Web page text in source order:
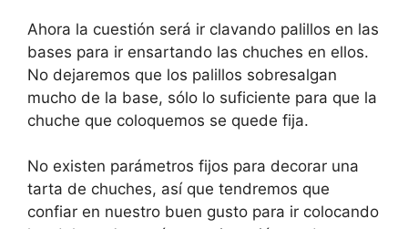
Ahora la cuestión será ir clavando palillos en las
bases para ir ensartando las chuches en ellos.
No dejaremos que los palillos sobresalgan
mucho de la base, sólo lo suficiente para que la
chuche que coloquemos se quede fija.
No existen parámetros fijos para decorar una
tarta de chuches, así que tendremos que
confiar en nuestro buen gusto para ir colocando